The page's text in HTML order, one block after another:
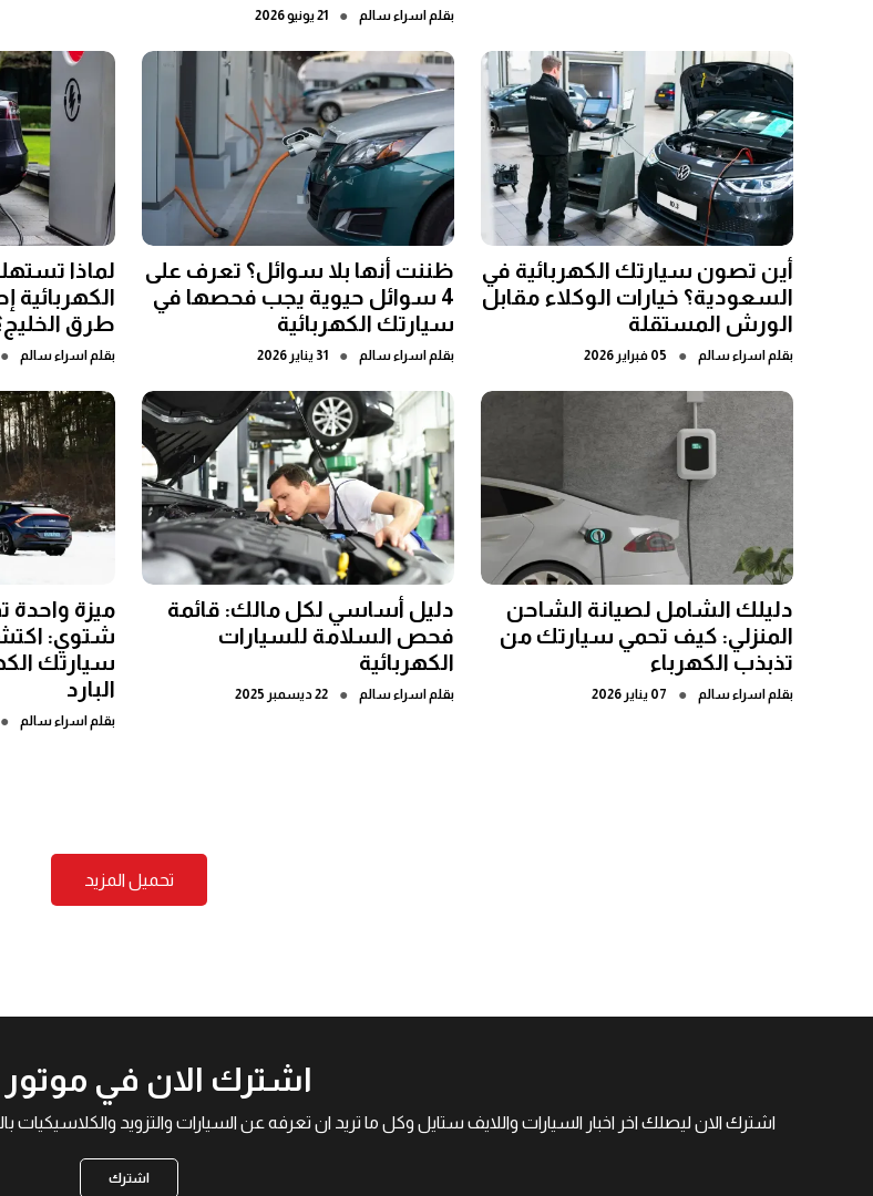
بقلم اسراء سالم ● 21 يونيو 2026
أين تصون سيارتك الكهربائية في
السعودية؟ خيارات الوكلاء مقابل
الورش المستقلة
بقلم اسراء سالم ● 05 فبراير 2026
ظننت أنها بلا سوائل؟ تعرف على
4 سوائل حيوية يجب فحصها في
سيارتك الكهربائية
بقلم اسراء سالم ● 31 يناير 2026
لماذا
الكهربائية
طرق
بقلم اسراء سالم ●
دليلك الشامل لصيانة الشاحن
المنزلي: كيف تحمي سيارتك من
تذبذب الكهرباء
بقلم اسراء سالم ● 07 يناير 2026
دليل أساسي لكل مالك: قائمة
فحص السلامة للسيارات
الكهربائية
بقلم اسراء سالم ● 22 ديسمبر 2025
ميزة
شتوي:
سيارتك
البارد
بقلم اسراء سالم ●
تحميل المزيد
اشترك الان في موتور 283
اشترك الان ليصلك اخر اخبار السيارات واللايف ستايل وكل ما تريد ان تعرفه عن السيارات والتزويد
اشترك